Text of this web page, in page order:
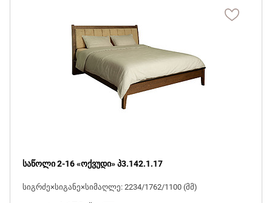
საწოლი 2-16 «ოქვუდი» პ3.142.1.17
სიგრძე×სიგანე×სიმაღლე: 2234/1762/1100 (მმ)